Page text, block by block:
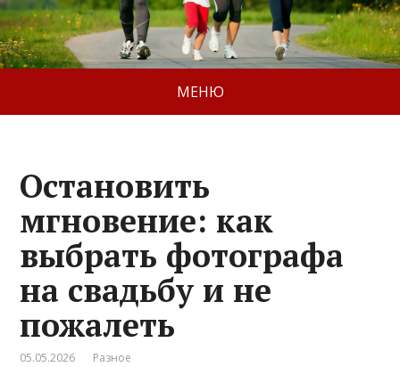
МЕНЮ
Остановить
мгновение: как
выбрать фотографа
на свадьбу и не
пожалеть
05.05.2026 Разное